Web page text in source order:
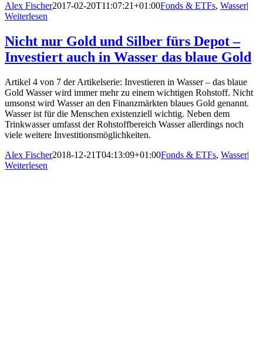
Alex Fischer2017-02-20T11:07:21+01:00Fonds & ETFs, Wasser|
Weiterlesen
Nicht nur Gold und Silber fürs Depot –
Investiert auch in Wasser das blaue Gold
Artikel 4 von 7 der Artikelserie: Investieren in Wasser – das blaue
Gold Wasser wird immer mehr zu einem wichtigen Rohstoff. Nicht
umsonst wird Wasser an den Finanzmärkten blaues Gold genannt.
Wasser ist für die Menschen existenziell wichtig. Neben dem
Trinkwasser umfasst der Rohstoffbereich Wasser allerdings noch
viele weitere Investitionsmöglichkeiten.
Alex Fischer2018-12-21T04:13:09+01:00Fonds & ETFs, Wasser|
Weiterlesen